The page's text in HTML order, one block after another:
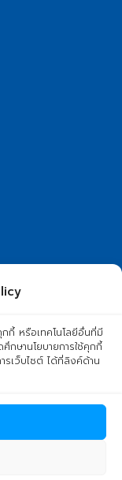
กกี้ หรือเทคโนโลยีอื่นที่มี
กษานโยบายการใช้คุกกี้
รเว็บไซต์ ได้ที่ลิงค์ด้าน
อก
LTD. - All rights